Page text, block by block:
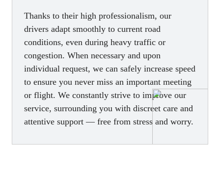
Thanks to their high professionalism, our
drivers adapt smoothly to current road
conditions, even during heavy traffic or
congestion. When necessary and upon
individual request, we can safely increase speed
to ensure you never miss an important meeting
or flight. We constantly strive to improve our
service, surrounding you with discreet care and
attentive support — free from stress and worry.